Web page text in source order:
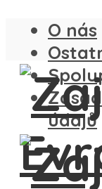
O nás
údajů